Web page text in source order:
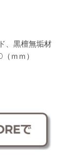
、黒檀無垢材
ｍｍ）